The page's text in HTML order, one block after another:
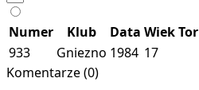
Numer Klub Data WiekTor
933
Gniezno 1984 17
Komentarze (0)